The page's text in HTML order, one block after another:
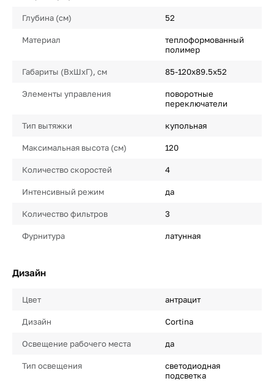
Глубина (см) 52
Материал
теплоформованный
полимер
Габариты (ВхШхГ), см 85-120х89.5х52
Элементы управления
поворотные
переключатели
Тип вытяжки купольная
Максимальная высота (см) 120
Количество скоростей 4
Интенсивный режим да
Количество фильтров 3
Фурнитура латунная
Дизайн
Цвет антрацит
Дизайн Cortina
Освещение рабочего места да
Тип освещения
светодиодная
подсветка